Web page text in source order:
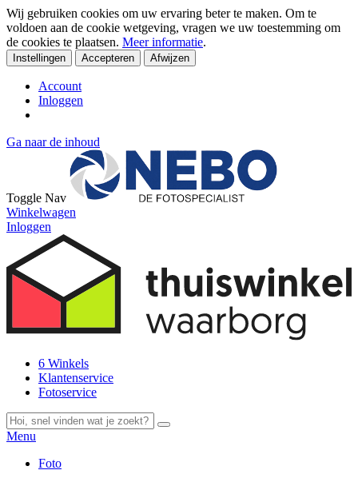
Wij gebruiken cookies om uw ervaring beter te maken. Om te
voldoen aan de cookie wetgeving, vragen we uw toestemming om
de cookies te plaatsen. Meer informatie.
Instellingen Accepteren Afwijzen
Account
Inloggen
Ga naar de inhoud
Toggle Nav
Winkelwagen
Inloggen
6 Winkels
Klantenservice
Fotoservice
Menu
Foto